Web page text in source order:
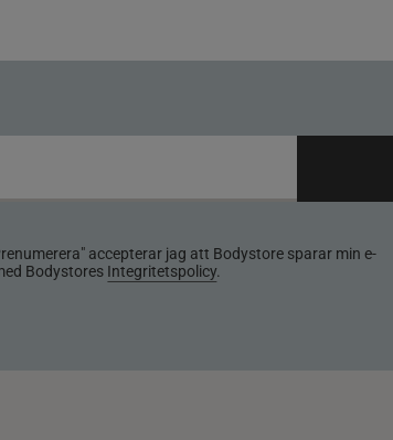
accepterar jag att Bodystore sparar min e-
Bodystores Integritetspolicy.